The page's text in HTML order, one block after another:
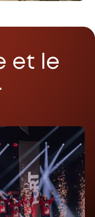
et le